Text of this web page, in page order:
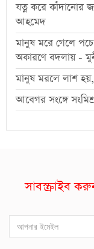
যত্ন করে কাঁদানোর
আহমেদ
মানুষ মরে গেলে
অকারণে বদলায় -
মানুষ মরলে লাশ
আবেগর সংঙ্গে
সাবস্ক্রাইব